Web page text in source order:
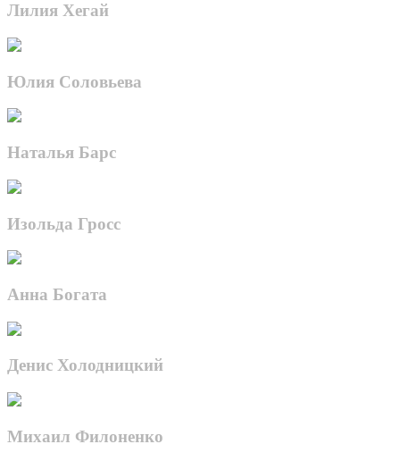
Лилия Хегай
Юлия Соловьева
Наталья Барс
Изольда Гросс
Анна Богата
Денис Холодницкий
Михаил Филоненко